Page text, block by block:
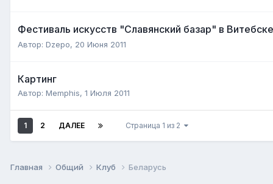
Фестиваль искусств "Славянский базар" в Витебске
Автор: Dzepo, 20 Июня 2011
Картинг
Автор: Memphis, 1 Июля 2011
1 2 ДАЛЕЕ Страница 1 из 2
Главная Общий Клуб Беларусь